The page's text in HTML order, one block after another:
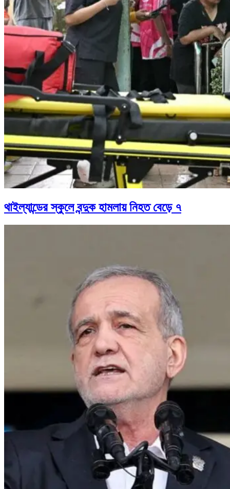
থাইল্যান্ডের স্কুলে বন্দুক হামলায় নিহত বেড়ে ৭